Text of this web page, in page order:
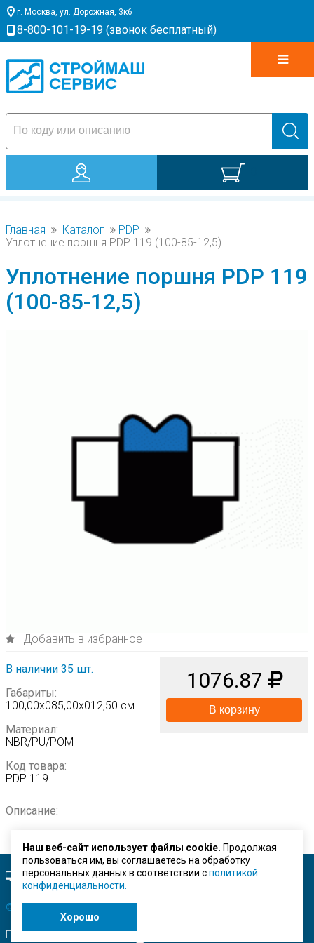
г. Москва, ул. Дорожная, 3к6
8-800-101-19-19 (звонок бесплатный)
Главная Каталог
PDP
Уплотнение поршня PDP 119 (100-85-12,5)
Уплотнение поршня PDP 119
(100-85-12,5)
Добавить в избранное
В наличии 35 шт.
Габариты:
100,00х085,00х012,50 см.
Материал:
NBR/PU/POM
Код товара:
PDP 119
1076.87
В корзину
Описание:
Полная версия сайта.
© ЗАО "Строймашсервис"
Поисковое продвижение
Наш веб-сайт использует файлы cookie. Продолжая
пользоваться им, вы соглашаетесь на обработку
персональных данных в соответствии сполитикой
конфиденциальности.
Хорошо